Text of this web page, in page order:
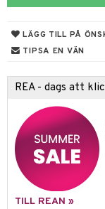
LÄGG TILL PÅ
TIPSA EN VÄN
REA - dags att
TILL REAN »
& nötter
& buljong
fot
K